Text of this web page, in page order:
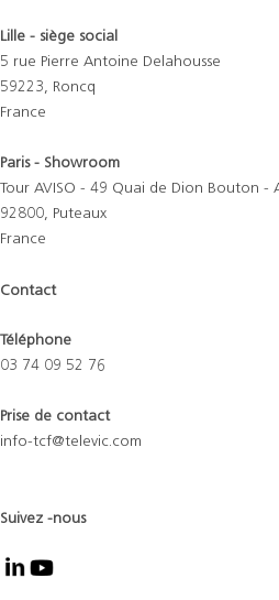
Lille - siège social
5 rue Pierre Antoine Delahousse
59223, Roncq
France
Paris - Showroom
Tour AVISO - 49 Quai de Dion Bouton -
92800, Puteaux
France
Contact
Téléphone
03 74 09 52 76
Prise de contact
info-tcf@televic.com
Suivez -nous